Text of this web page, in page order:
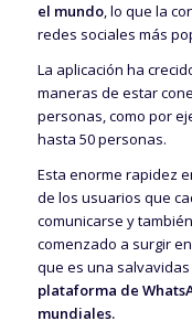
el mundo, lo que la
redes sociales más
La aplicación ha
maneras de estar
personas, como por
hasta 50 personas.
Esta enorme rapidez
de los usuarios que
comunicarse y
comenzado a surgir
que es una
plataforma de
mundiales.